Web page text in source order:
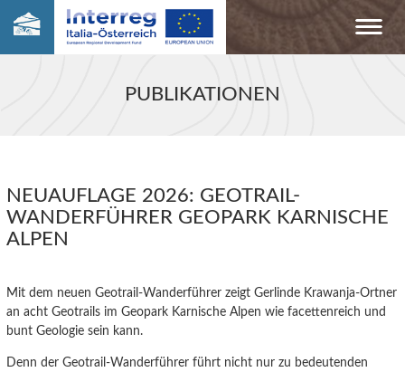
PUBLIKATIONEN
NEUAUFLAGE 2026: GEOTRAIL-
WANDERFÜHRER GEOPARK KARNISCHE
ALPEN
Mit dem neuen Geotrail-Wanderführer zeigt Gerlinde Krawanja-Ortner
an acht Geotrails im Geopark Karnische Alpen wie facettenreich und
bunt Geologie sein kann.
Denn der Geotrail-Wanderführer führt nicht nur zu bedeutenden